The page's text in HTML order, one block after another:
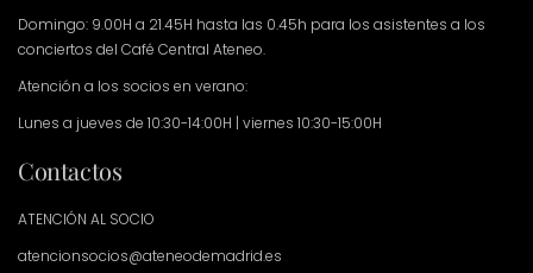
Domingo: 9.00H a 21.45H hasta las 0.45h para los asistentes a los
conciertos del Café Central Ateneo.
Atención a los socios en verano:
Lunes a jueves de 10:30-14:00H | viernes 10:30-15:00H
Contactos
ATENCIÓN AL SOCIO
atencionsocios@ateneodemadrid.es